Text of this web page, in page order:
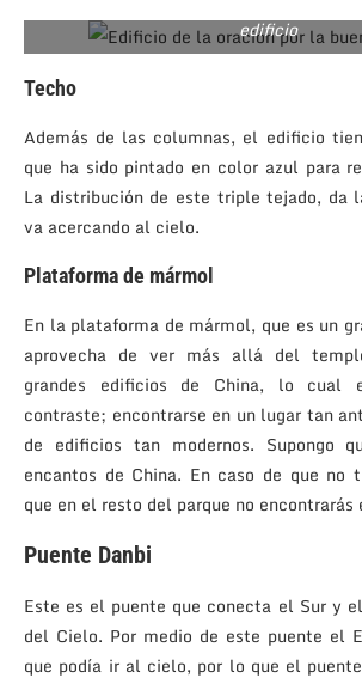
edificio
Techo
Además de las columnas, el edificio
que ha sido pintado en color azul para
La distribución de este triple tejado, da
va acercando al cielo.
Plataforma de mármol
En la plataforma de mármol, que es un
aprovecha de ver más allá del
grandes edificios de China, lo cual
contraste; encontrarse en un lugar tan
de edificios tan modernos. Supongo
encantos de China. En caso de que no
que en el resto del parque no
Puente Danbi
Este es el puente que conecta el Sur y
del Cielo. Por medio de este puente el
que podía ir al cielo, por lo que el